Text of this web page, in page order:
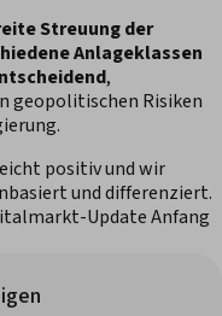
Streuung der
Anlageklassen
,
geopolitischen Risiken
positiv und wir
und differenziert.
Update Anfang